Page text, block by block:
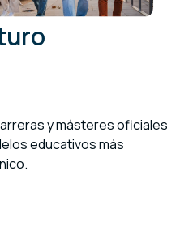
y másteres oficiales
educativos más